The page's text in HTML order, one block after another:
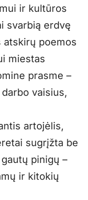
ir kultūros
svarbią erdvę
atskirų poemos
miestas
prasme –
vaisius,
artojėlis,
sugrįžta be
pinigų –
ir kitokių